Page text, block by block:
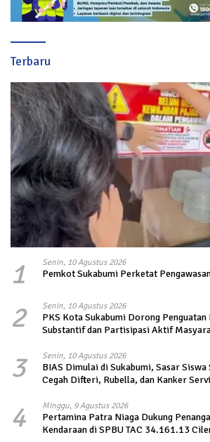
Terbaru
1 Senin, 10 Agustus 2026
Pemkot Sukabumi Perketat
2 Senin, 10 Agustus 2026
PKS Kota Sukabumi Dorong
Substantif dan Partisipasi Aktif
3 Senin, 10 Agustus 2026
BIAS Dimulai di Sukabumi, Sasar Siswa
Cegah Difteri, Rubella, dan Kanker
4 Minggu, 9 Agustus 2026
Pertamina Patra Niaga Dukung
Kendaraan di SPBU TAC 34.161.13